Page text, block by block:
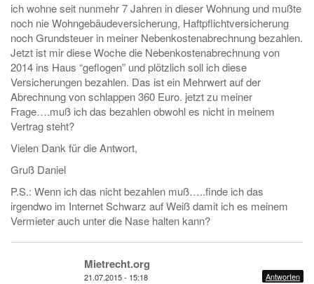
ich wohne seit nunmehr 7 Jahren in dieser Wohnung und mußte
noch nie Wohngebäudeversicherung, Haftpflichtversicherung
noch Grundsteuer in meiner Nebenkostenabrechnung bezahlen.
Jetzt ist mir diese Woche die Nebenkostenabrechnung von
2014 ins Haus “geflogen” und plötzlich soll ich diese
Versicherungen bezahlen. Das ist ein Mehrwert auf der
Abrechnung von schlappen 360 Euro. jetzt zu meiner
Frage….muß ich das bezahlen obwohl es nicht in meinem
Vertrag steht?
Vielen Dank für die Antwort,
Gruß Daniel
P.S.: Wenn ich das nicht bezahlen muß…..finde ich das
irgendwo im Internet Schwarz auf Weiß damit ich es meinem
Vermieter auch unter die Nase halten kann?
Mietrecht.org
21.07.2015 - 15:18 Antworten